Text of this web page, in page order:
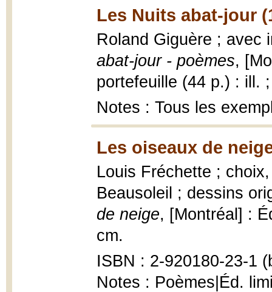
Les Nuits abat-jour
Roland Giguère ; avec
abat-jour - poèmes,
portefeuille (44 p.) : ill.
Notes : Tous les
Les oiseaux de
Louis Fréchette ;
Beausoleil ; dessins
de neige, [Montréal] :
cm.
ISBN : 2-920180-23-1
Notes : Poèmes|Éd.